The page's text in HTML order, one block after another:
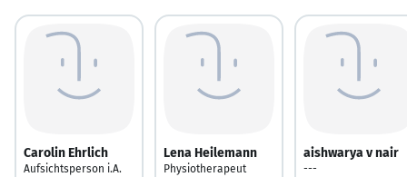
Carolin Ehrlich
Aufsichtsperson i.A.
Lena Heilemann
Physiotherapeut
aishwarya v nair
---